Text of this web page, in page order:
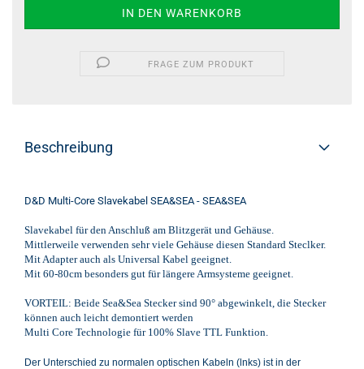
FRAGE ZUM PRODUKT
Beschreibung
D&D Multi-Core Slavekabel SEA&SEA - SEA&SEA
Slavekabel für den Anschluß am Blitzgerät und Gehäuse.
Mittlerweile verwenden sehr viele Gehäuse diesen Standard Steclker.
Mit Adapter auch als Universal Kabel geeignet.
Mit 60-80cm besonders gut für längere Armsysteme geeignet.
VORTEIL: Beide Sea&Sea Stecker sind 90° abgewinkelt, die Stecker
können auch leicht demontiert werden
Multi Core Technologie für 100% Slave TTL Funktion.
Der Unterschied zu normalen optischen Kabeln (lnks) ist in der